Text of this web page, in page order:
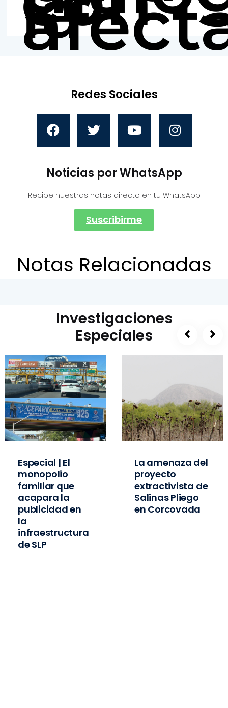
Redes Sociales
Noticias por WhatsApp
Recibe nuestras notas directo en tu WhatsApp
Suscribirme
Notas Relacionadas
Investigaciones
Especiales
Especial | El
monopolio
familiar que
acapara la
publicidad en
la
infraestructura
de SLP
La amenaza del
proyecto
extractivista de
Salinas Pliego
en Corcovada